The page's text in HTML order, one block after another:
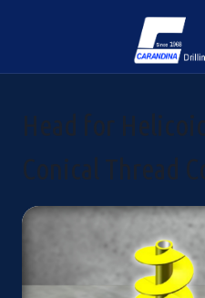
Head for
Conical Thread